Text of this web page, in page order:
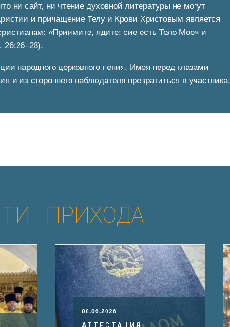
ни сайт, ни чтение духовной литературы не могут
и причащение Телу и Крови Христовым является
«Приимите, ядите: сие есть Тело Мое» и
26:26–28).
народного церковного пения. Имея перед глазами
и из стороннего наблюдателя превратиться в участника.
ПРИХОДА
06.05.2026